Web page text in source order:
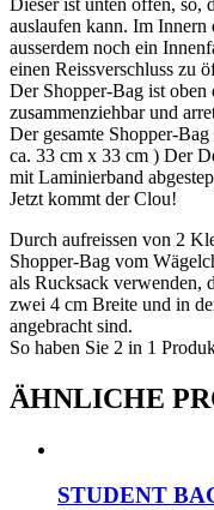
auslaufen kann. Im Innern
ausserdem noch ein
einen Reissverschluss zu
Der Shopper-Bag ist
zusammenziehbar und
Der gesamte Shopper-
ca. 33 cm x 33 cm ) Der
mit Laminierband
Jetzt kommt der Clou!
Durch aufreissen von 2
Shopper-Bag vom
als Rucksack verwenden,
zwei 4 cm Breite und in
angebracht sind.
So haben Sie 2 in 1
ÄHNLICHE
STUDENT